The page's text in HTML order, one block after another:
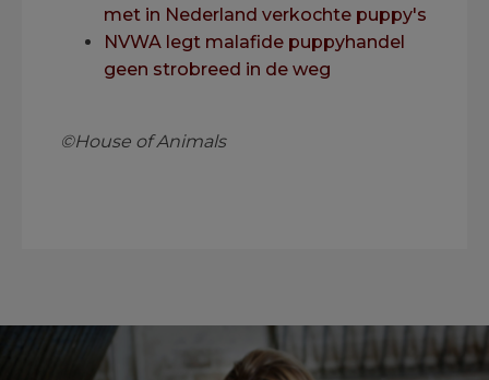
met in Nederland verkochte puppy's
NVWA legt malafide puppyhandel
geen strobreed in de weg
©House of Animals